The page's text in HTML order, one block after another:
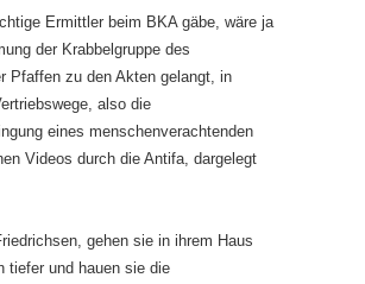
Ermittler beim BKA gäbe, wäre ja
der Krabbelgruppe des
Pfaffen zu den Akten gelangt, in
also die
eines menschenverachtenden
Videos durch die Antifa, dargelegt
gehen sie in ihrem Haus
tiefer und hauen sie die